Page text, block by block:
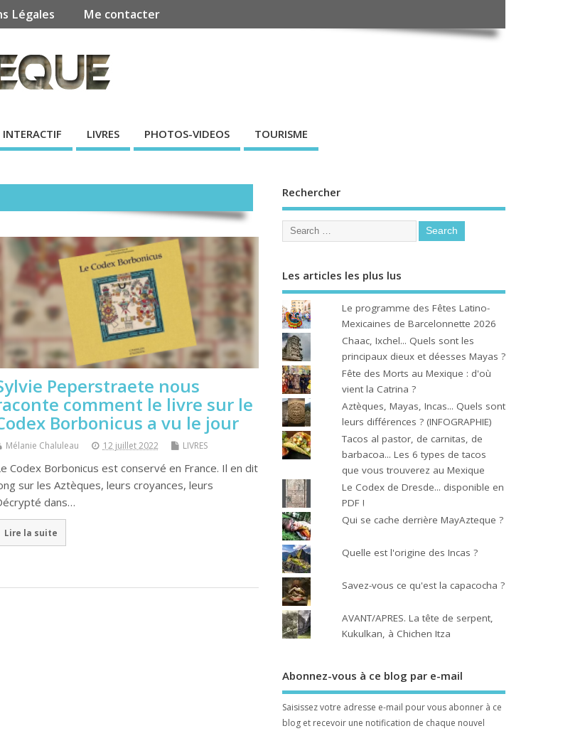
Légales Me contacter
INTERACTIF LIVRES PHOTOS-VIDEOS TOURISME
Peperstraete nous
comment le livre sur le
Borbonicus a vu le jour
Mélanie Chaluleau 12 juillet 2022 LIVRES
Codex Borbonicus est conservé en France. Il en dit
sur les Aztèques, leurs croyances, leurs
dans…
Lire la suite
Rechercher
Les articles les plus lus
Le programme des Fêtes Latino-
Mexicaines de Barcelonnette 2026
Chaac, Ixchel... Quels sont les
principaux dieux et déesses Mayas ?
Fête des Morts au Mexique : d'où
vient la Catrina ?
Aztèques, Mayas, Incas... Quels sont
leurs différences ? (INFOGRAPHIE)
Tacos al pastor, de carnitas, de
barbacoa... Les 6 types de tacos
que vous trouverez au Mexique
Le Codex de Dresde... disponible en
PDF !
Qui se cache derrière MayAzteque ?
Quelle est l'origine des Incas ?
Savez-vous ce qu'est la capacocha ?
AVANT/APRES. La tête de serpent,
Kukulkan, à Chichen Itza
Abonnez-vous à ce blog par e-mail
Saisissez votre adresse e-mail pour vous abonner à ce
blog et recevoir une notification de chaque nouvel